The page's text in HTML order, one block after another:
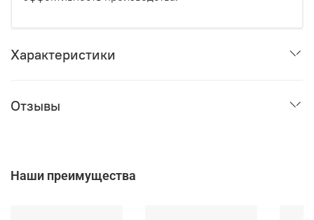
Характеристики
Отзывы
Наши преимущества